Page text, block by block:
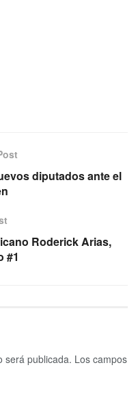
diputados ante el
Roderick Arias,
#1
será publicada. Los campos